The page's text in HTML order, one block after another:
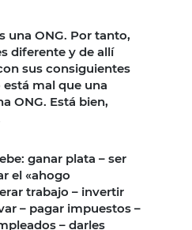
una ONG. Por tanto,
diferente y de allí
sus consiguientes
mal que una
ONG. Está bien,
ganar plata – ser
el «ahogo
trabajo – invertir
– pagar impuestos –
– darles